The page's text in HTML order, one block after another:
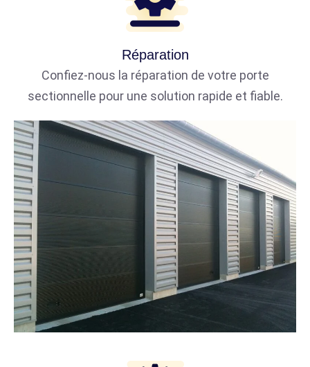
Réparation
Confiez-nous la réparation de votre porte
sectionnelle pour une solution rapide et fiable.